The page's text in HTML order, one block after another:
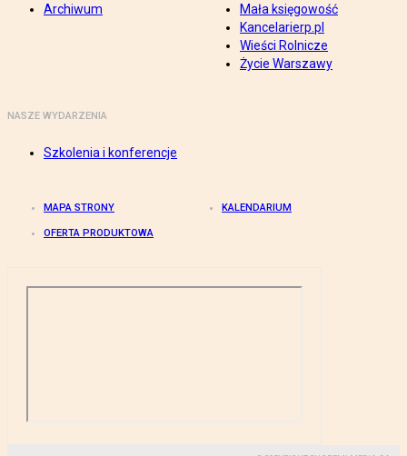
Archiwum
Mała księgowość
Kancelarierp.pl
Wieści Rolnicze
Życie Warszawy
NASZE WYDARZENIA
Szkolenia i konferencje
MAPA STRONY KALENDARIUM
OFERTA PRODUKTOWA